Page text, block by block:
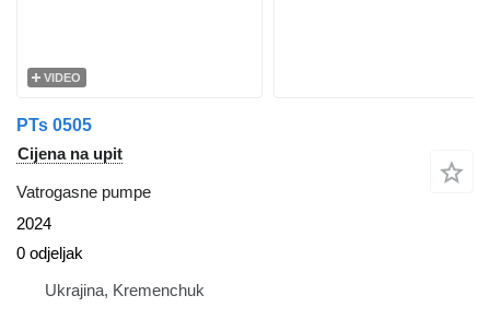
VIDEO
PTs 0505
Cijena na upit
Vatrogasne pumpe
2024
0 odjeljak
Ukrajina, Kremenchuk